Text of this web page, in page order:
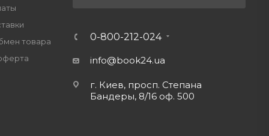
товара
0-800-212-024
info@book24.ua
г. Киев, просп. Степана
Бандеры, 8/16 оф. 500